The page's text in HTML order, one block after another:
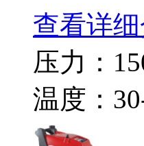
查看详
压力：
温度：